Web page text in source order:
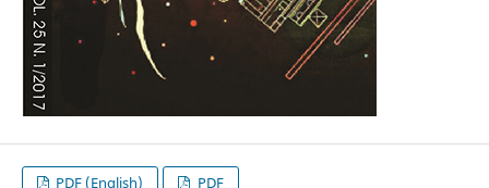
PDF (English) PDF